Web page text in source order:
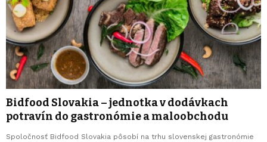
Bidfood Slovakia – jednotka v dodávkach
potravín do gastronómie a maloobchodu
Spoločnosť Bidfood Slovakia pôsobí na trhu slovenskej gastronómie